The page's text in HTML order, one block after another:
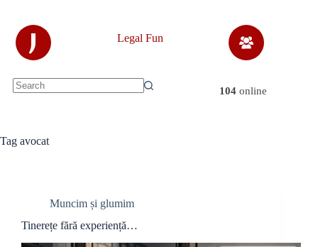
content
J Legal Fun
104 online
Tag avocat
Muncim și glumim
Tinerețe fără experiență…